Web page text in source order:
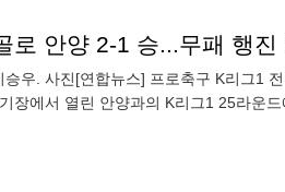
로 안양 2-1 승...무패 행
우. 사진[연합뉴스] 프로축구 K리그1
장에서 열린 안양과의 K리그1 25라운